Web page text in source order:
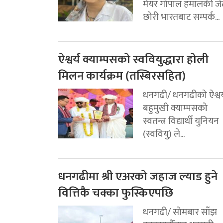
मेयर गोपाल हमालकी
छोरी भारतबाट सम्पर्क...
ऐश्वर्य क्याम्पसको स्ववियुद्धारा होली
मिलन कार्यक्रम (तस्बिरसहित)
धनगढी/ धनगढीको
बहुमुखी क्याम्पसको
स्वतन्त्र विद्यार्थी युनियन
(स्ववियु) ले...
धनगढीमा श्री एअरको जहाज ल्याड हुने
वित्तिकै चक्का फुस्किएपछि
धनगढी/ सोमबार साँझ